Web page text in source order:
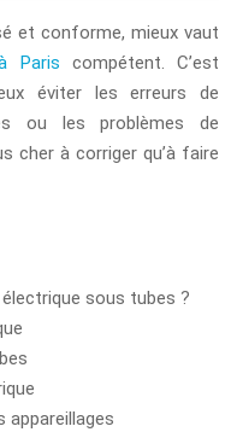
et conforme, mieux vaut
Paris compétent. C’est
éviter les erreurs de
ou les problèmes de
cher à corriger qu’à faire
sous tubes ?
appareillages